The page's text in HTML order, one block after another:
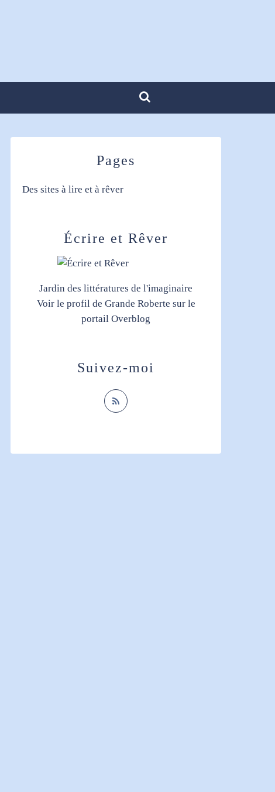
Pages
Des sites à lire et à rêver
Écrire et Rêver
Jardin des littératures de l'imaginaire
Voir le profil de Grande Roberte sur le
portail Overblog
Suivez-moi